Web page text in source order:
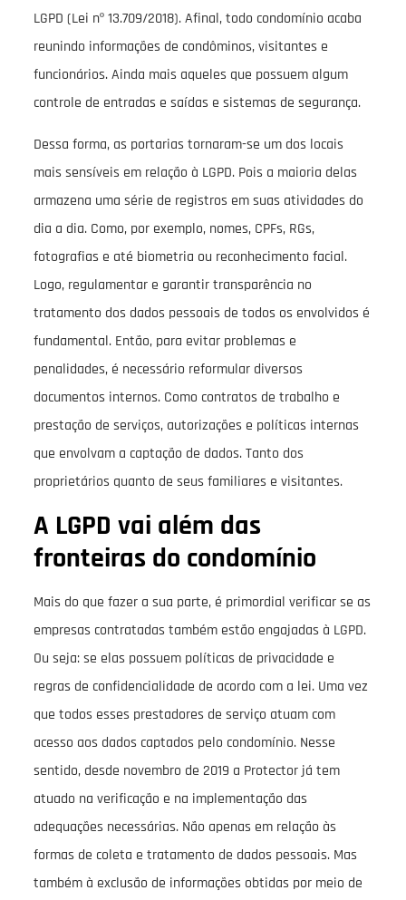
LGPD (Lei nº 13.709/2018). Afinal, todo condomínio acaba
reunindo informações de condôminos, visitantes e
funcionários. Ainda mais aqueles que possuem algum
controle de entradas e saídas e sistemas de segurança.
Dessa forma, as portarias tornaram-se um dos locais
mais sensíveis em relação à LGPD. Pois a maioria delas
armazena uma série de registros em suas atividades do
dia a dia. Como, por exemplo, nomes, CPFs, RGs,
fotografias e até biometria ou reconhecimento facial.
Logo, regulamentar e garantir transparência no
tratamento dos dados pessoais de todos os envolvidos é
fundamental. Então, para evitar problemas e
penalidades, é necessário reformular diversos
documentos internos. Como contratos de trabalho e
prestação de serviços, autorizações e políticas internas
que envolvam a captação de dados. Tanto dos
proprietários quanto de seus familiares e visitantes.
A LGPD vai além das
fronteiras do condomínio
Mais do que fazer a sua parte, é primordial verificar se as
empresas contratadas também estão engajadas à LGPD.
Ou seja: se elas possuem políticas de privacidade e
regras de confidencialidade de acordo com a lei. Uma vez
que todos esses prestadores de serviço atuam com
acesso aos dados captados pelo condomínio. Nesse
sentido, desde novembro de 2019 a Protector já tem
atuado na verificação e na implementação das
adequações necessárias. Não apenas em relação às
formas de coleta e tratamento de dados pessoais. Mas
também à exclusão de informações obtidas por meio de